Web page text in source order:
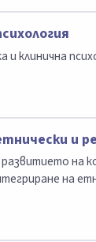
и клинична
и
на
на